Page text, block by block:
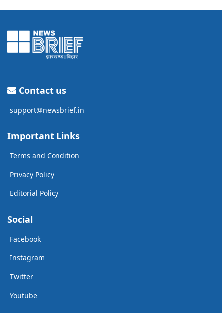
Contact us
support@newsbrief.in
Important Links
Terms and Condition
Privacy Policy
Editorial Policy
Social
Facebook
Instagram
Twitter
Youtube